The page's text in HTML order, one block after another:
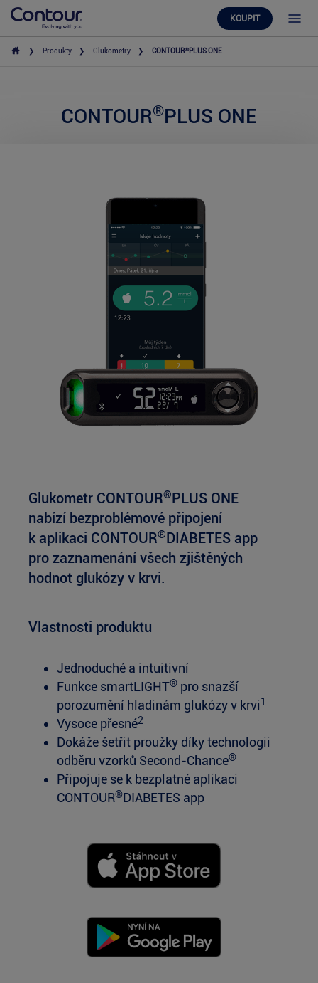
KOUPIT
Produkty Glukometry CONTOUR®PLUS ONE
CONTOUR®PLUS ONE
Glukometr CONTOUR® PLUS ONE
nabízí bezproblémové připojení
k aplikaci CONTOUR® DIABETES app
pro zaznamenání všech zjištěných
hodnot glukózy v krvi.
Vlastnosti produktu
Jednoduché a intuitivní
Funkce smartLIGHT® pro snazší
porozumění hladinám glukózy v krvi1
Vysoce přesné2
Dokáže šetřit proužky díky technologii
odběru vzorků Second-Chance®
Připojuje se k bezplatné aplikaci
CONTOUR®DIABETES app